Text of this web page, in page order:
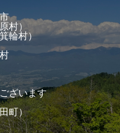
村）
輪村）
ざいます
町）